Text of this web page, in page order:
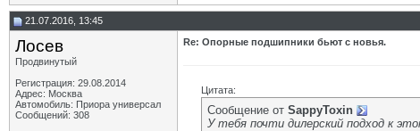
21.07.2016, 13:45
Лосев
Продвинутый
Регистрация: 29.08.2014
Адрес: Москва
Автомобиль: Приора универсал
Сообщений: 308
Re: Опорные подшипники бьют с новья.
Цитата:
Сообщение от SappyToxin
У тебя почти дилерский подход к